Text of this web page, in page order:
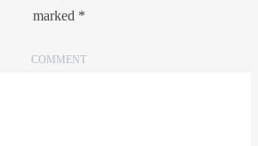
marked *
COMMENT